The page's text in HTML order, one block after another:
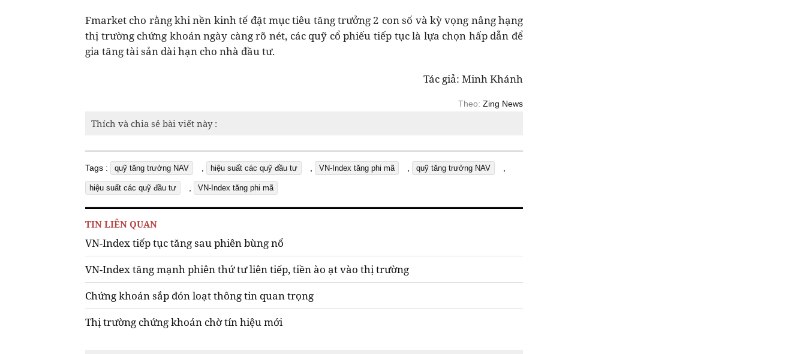
Fmarket cho rằng khi nền kinh tế đặt mục tiêu tăng trưởng 2 con số và kỳ vọng nâng hạng
thị trường chứng khoán ngày càng rõ nét, các quỹ cổ phiếu tiếp tục là lựa chọn hấp dẫn để
gia tăng tài sản dài hạn cho nhà đầu tư.
Tác giả: Minh Khánh
Theo: Zing News
Thích và chia sẻ bài viết này :
Tags : quỹ tăng trưởng NAV hiệu suất các quỹ đầu tư VN-Index tăng phi mã quỹ tăng trưởng NAV
hiệu suất các quỹ đầu tư VN-Index tăng phi mã
TIN LIÊN QUAN
VN-Index tiếp tục tăng sau phiên bùng nổ
VN-Index tăng mạnh phiên thứ tư liên tiếp, tiền ào ạt vào thị trường
Chứng khoán sắp đón loạt thông tin quan trọng
Thị trường chứng khoán chờ tín hiệu mới